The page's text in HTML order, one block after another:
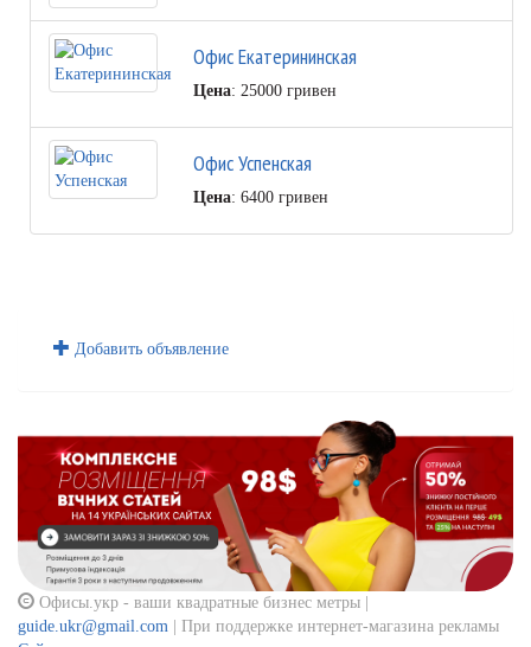
Офис Екатерининская
Цена: 25000 гривен
Офис Успенская
Цена: 6400 гривен
Добавить объявление
Офисы.укр - ваши квадратные бизнес метры |
guide.ukr@gmail.com | При поддержке интернет-магазина рекламы